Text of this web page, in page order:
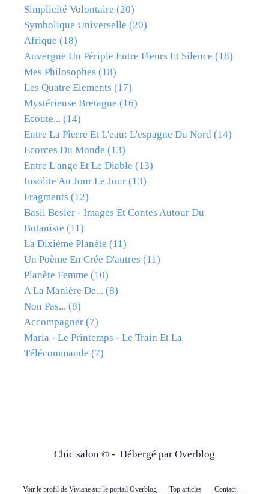
Simplicité Volontaire (20)
Symbolique Universelle (20)
Afrique (18)
Auvergne Un Périple Entre Fleurs Et Silence (18)
Mes Philosophes (18)
Les Quatre Elements (17)
Mystérieuse Bretagne (16)
Ecoute... (14)
Entre La Pierre Et L'eau: L'espagne Du Nord (14)
Ecorces Du Monde (13)
Entre L'ange Et Le Diable (13)
Insolite Au Jour Le Jour (13)
Fragments (12)
Basil Besler - Images Et Contes Autour Du
Botaniste (11)
La Dixième Planète (11)
Un Poème En Crée D'autres (11)
Planète Femme (10)
A La Manière De... (8)
Non Pas... (8)
Accompagner (7)
Maria - Le Printemps - Le Train Et La
Télécommande (7)
Chic salon © - Hébergé par Overblog
Voir le profil de Vivianesur le portail Overblog Top articles Contact